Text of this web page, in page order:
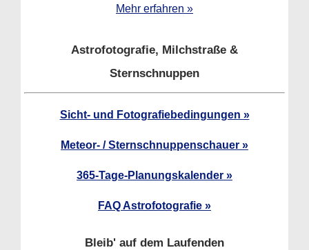
Mehr erfahren »
Astrofotografie, Milchstraße &
Sternschnuppen
Sicht- und Fotografiebedingungen »
Meteor- / Sternschnuppenschauer »
365-Tage-Planungskalender »
FAQ Astrofotografie »
Bleib' auf dem Laufenden